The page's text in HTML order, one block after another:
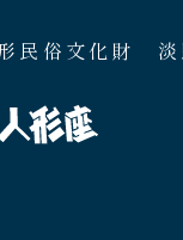
民俗文化財 淡